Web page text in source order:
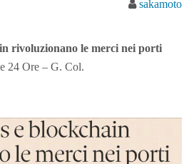
sakamoto
rivoluzionano le merci nei porti
24 Ore – G. Col.